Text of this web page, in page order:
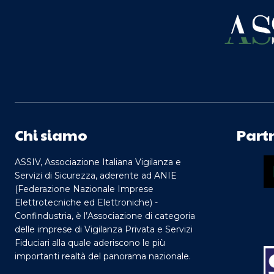
Chi siamo
ASSIV, Associazione Italiana Vigilanza e
Servizi di Sicurezza, aderente ad ANIE
(Federazione Nazionale Imprese
Elettrotecniche ed Elettroniche) -
Confindustria, è l’Associazione di categoria
delle imprese di Vigilanza Privata e Servizi
Fiduciari alla quale aderiscono le più
importanti realtà del panorama nazionale.